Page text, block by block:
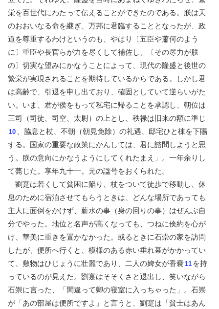
栄を百世代にわたって伝えることができたのである。朕は天
のおおいなる命を継ぎ、万邦に君臨することとなったが、政
道を尊重するわけというのも、やはり〔五臣や蕭何のよう
に〕重臣や長官らが力を尽くして補佐し、〔その尽力が朕
の〕切実な望みにかなうことによって、現代の隆盛と後世の
繁栄が実現されることを期待しているからである。しかし君
は高齢で、引退を申し出ており、確固としていて逆らいがた
い。いま、君が侯をもって私宅に帰ることを承認し、朝位は
三司（司徒、司空、太尉）の上とし、秩禄は旧来の額に準じ
10 、脇息と杖、不朝（朝見免除）の礼遇、邸宅ひと棟を下賜
する。国家の重要な政策にかんしては、君に諮問しようと思
う。朕の意向にかなうようにしてくれたまえ」。一年余りし
て薨じた。享年九十一。元の諡号をおくられた。
劉寔は若くして貧困に陥り、杖をついて徒歩で移動し、休
息のために宿泊させてもらうときは、どんな場所であっても
主人に面倒をかけず、薪水の事（身の回りの事）はぜんぶ自
分でやった。地位と名声が高くなっても、つねに倹約を心が
け、華美に重きを置かなかった。或るときに石崇の家を訪問
したが、便所へ行くと、模様のある赤い垂れ幕がかかってい
て、敷物はひじょうに壮麗であり、二人の婢女が香嚢11 を持
っているのが見えた。劉寔はそそくさと退出し、笑いながら
石崇に言った、「間違って卿の寝室に入っちゃった」。石崇
が「あの部屋は便所ですよ」と言うと、劉寔は「貧士はあん